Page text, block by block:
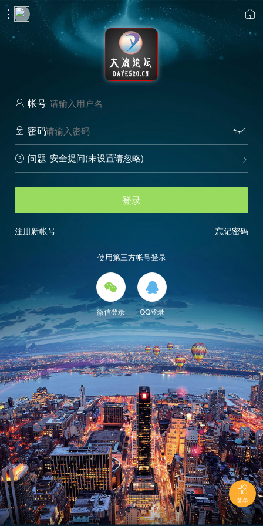
 
 帐号
 密码 
 问题 
安全提问(未设置请忽略)
登录
忘记密码
注册新帐号
使用第三方帐号登录

微信登录

QQ登录

菜单